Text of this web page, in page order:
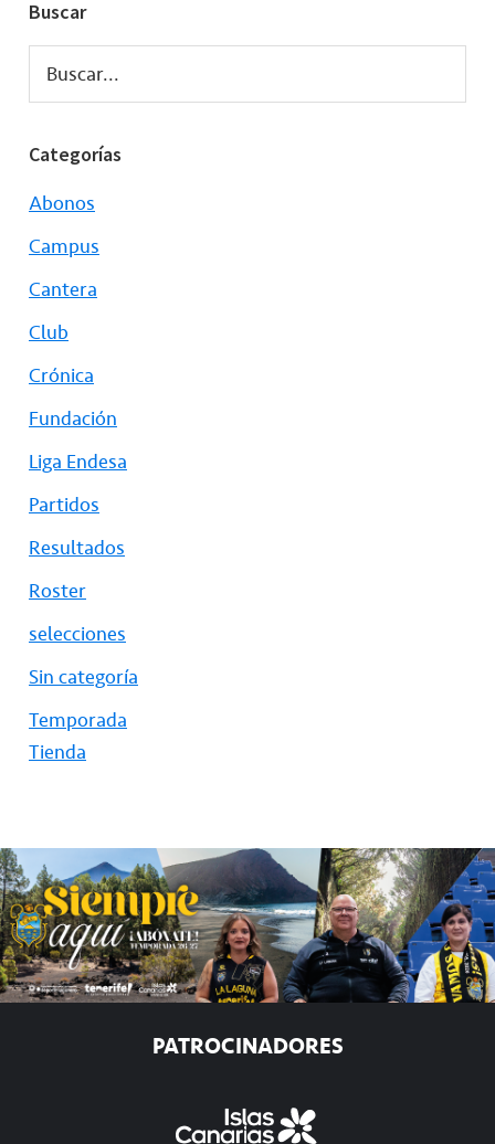
Buscar
Buscar...
Categorías
Abonos
Campus
Cantera
Club
Crónica
Fundación
Liga Endesa
Partidos
Resultados
Roster
selecciones
Sin categoría
Temporada
Tienda
PATROCINADORES